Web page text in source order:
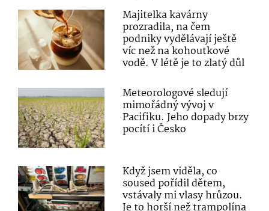
Majitelka kavárny
prozradila, na čem
podniky vydělávají ještě
víc než na kohoutkové
vodě. V létě je to zlatý důl
Meteorologové sledují
mimořádný vývoj v
Pacifiku. Jeho dopady brzy
pocítí i Česko
Když jsem viděla, co
soused pořídil dětem,
vstávaly mi vlasy hrůzou.
Je to horší než trampolína